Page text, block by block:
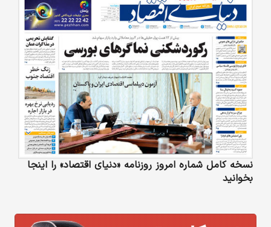
نسخه کامل شماره امروز روزنامه «دنیای‌ اقتصاد» را اینجا
بخوانید